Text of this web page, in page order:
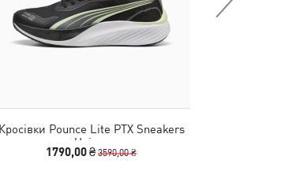
Кросівки Pounce Lite PTX Sneakers
Unisex
1790,00 ₴3590,00 ₴